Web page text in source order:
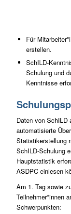
Für
erstellen.
SchILD-
Schulung und
Kenntnisse
Daten von SchILD
automatisierte
Statistikerstellung
SchILD-Schulung
Hauptstatistik
ASDPC einlesen
Am 1. Tag sowie
Teilnehmer*innen
Schwerpunkten: